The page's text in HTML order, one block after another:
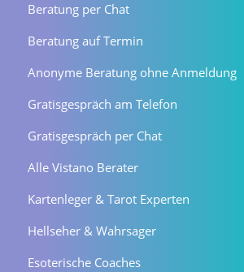
Beratung per Chat
Beratung auf Termin
Anonyme Beratung ohne Anmeldung
Gratisgespräch am Telefon
Gratisgespräch per Chat
Alle Vistano Berater
Kartenleger & Tarot Experten
Hellseher & Wahrsager
Esoterische Coaches